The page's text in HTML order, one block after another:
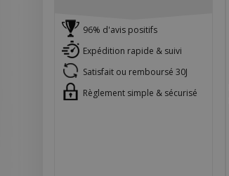
96% d'avis positifs
Expédition rapide & suivi
Satisfait ou remboursé 30J
Règlement simple & sécurisé